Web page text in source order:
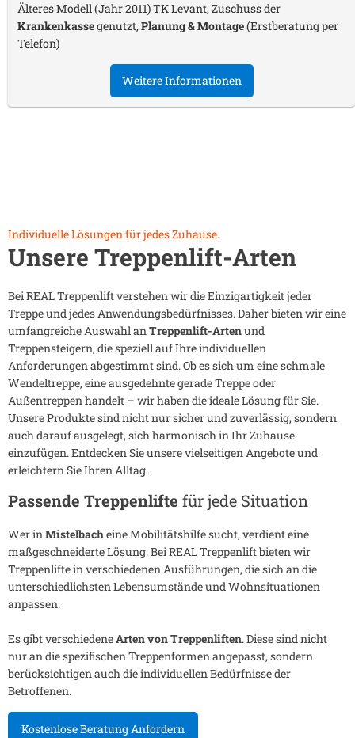
Älteres Modell (Jahr 2011) TK Levant, Zuschuss der
Krankenkassegenutzt,Planung & Montage(Erstberatung per
Telefon)
Weitere Informationen
Individuelle Lösungen für jedes Zuhause.
Unsere Treppenlift-Arten
Bei REAL Treppenlift verstehen wir die Einzigartigkeit jeder
Treppe und jedes Anwendungsbedürfnisses. Daher bieten wir eine
umfangreiche Auswahl anTreppenlift-Artenund
Treppensteigern, die speziell auf Ihre individuellen
Anforderungen abgestimmt sind. Ob es sich um eine schmale
Wendeltreppe, eine ausgedehnte gerade Treppe oder
Außentreppen handelt – wir haben die ideale Lösung für Sie.
Unsere Produkte sind nicht nur sicher und zuverlässig, sondern
auch darauf ausgelegt, sich harmonisch in Ihr Zuhause
einzufügen. Entdecken Sie unsere vielseitigen Angebote und
erleichtern Sie Ihren Alltag.
Passende Treppenlifte für jede Situation
Wer inMistelbacheine Mobilitätshilfe sucht, verdient eine
maßgeschneiderte Lösung. Bei REAL Treppenlift bieten wir
Treppenlifte in verschiedenen Ausführungen, die sich an die
unterschiedlichsten Lebensumstände und Wohnsituationen
anpassen.
Es gibt verschiedeneArten von Treppenliften. Diese sind nicht
nur an die spezifischen Treppenformen angepasst, sondern
berücksichtigen auch die individuellen Bedürfnisse der
Betroffenen.
Kostenlose Beratung Anfordern